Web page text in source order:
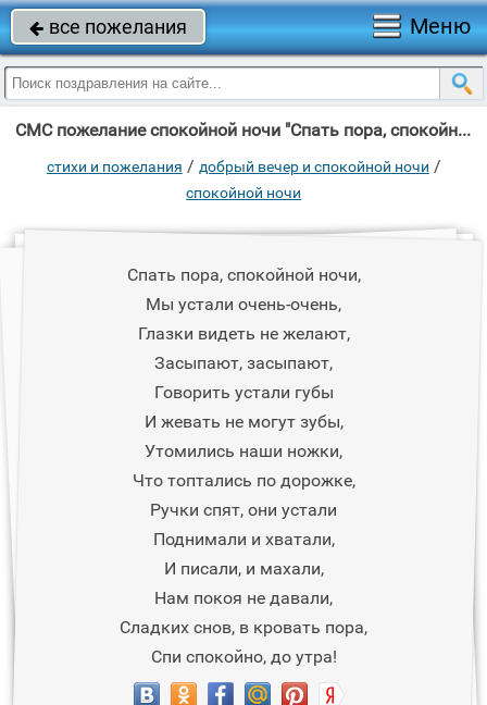
 все пожелания Меню
СМС пожелание спокойной ночи "Спать пора, спокойной ночи, Мы устали очень-очень, Глазки видеть не желают, "
стихи и пожелания / добрый вечер и спокойной ночи /
спокойной ночи
Спать пора, спокойной ночи,
Мы устали очень-очень,
Глазки видеть не желают,
Засыпают, засыпают,
Говорить устали губы
И жевать не могут зубы,
Утомились наши ножки,
Что топтались по дорожке,
Ручки спят, они устали
Поднимали и хватали,
И писали, и махали,
Нам покоя не давали,
Сладких снов, в кровать пора,
Спи спокойно, до утра!